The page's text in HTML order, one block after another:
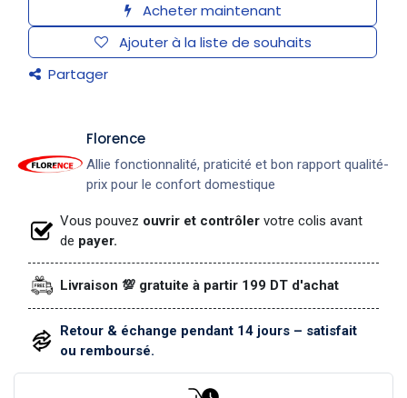
Acheter maintenant
Ajouter à la liste de souhaits
Partager
​Florence
Allie fonctionnalité, praticité et bon rapport qualité-
prix pour le confort domestique
Vous pouvez ouvrir et contrôler votre colis avant
de payer.
Livraison 💯 gratuite à partir 199 DT d'achat
Retour & échange pendant 14 jours – satisfait
ou remboursé.